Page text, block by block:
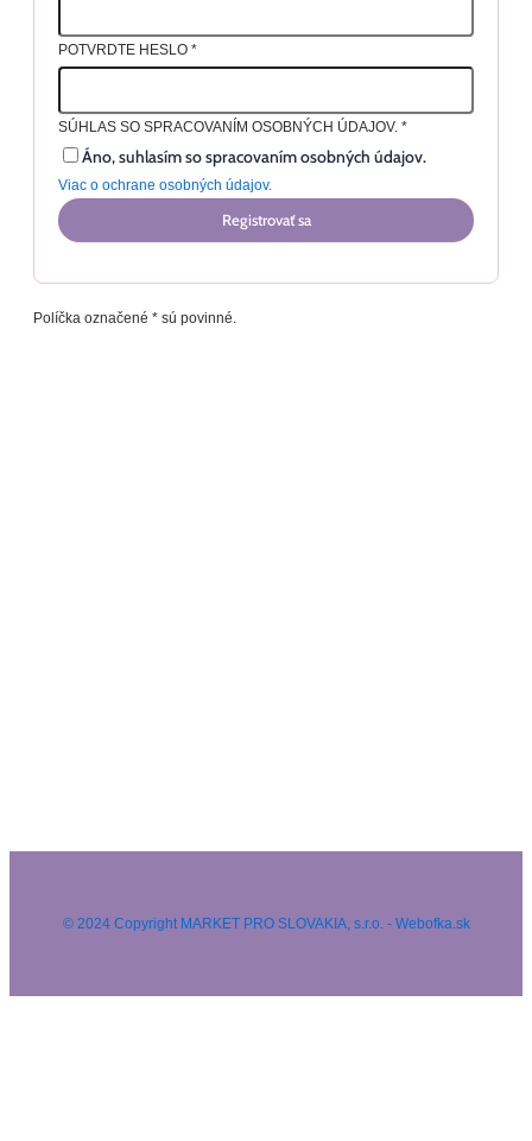
POTVRDTE HESLO *
SÚHLAS SO SPRACOVANÍM OSOBNÝCH ÚDAJOV. *
Áno, suhlasím so spracovaním osobných údajov.
Viac o ochrane osobných údajov.
Registrovať sa
Políčka označené * sú povinné.
© 2024 Copyright MARKET PRO SLOVAKIA, s.r.o. - Webofka.sk